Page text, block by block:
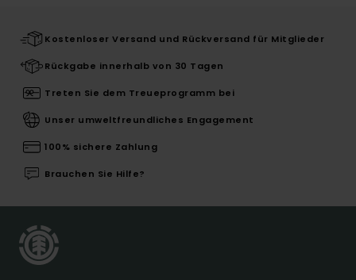
Kostenloser Versand und Rückversand für Mitglieder
Rückgabe innerhalb von 30 Tagen
Treten Sie dem Treueprogramm bei
Unser umweltfreundliches Engagement
100% sichere Zahlung
Brauchen Sie Hilfe?